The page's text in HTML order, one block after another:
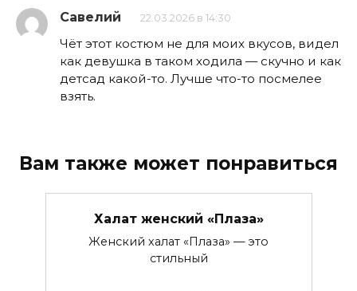
Савелий 22.03.2026 в 14:30
Чёт этот костюм не для моих вкусов, видел
как девушка в таком ходила — скучно и как
детсад какой-то. Лучше что-то посмелее
взять.
Вам также может понравиться
Халат женский «Плаза»
Женский халат «Плаза» — это
стильный